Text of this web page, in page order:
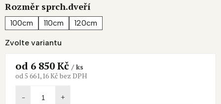
Zvolte variantu
Rozměr sprch.dveří
100cm 110cm 120cm
od 6 850 Kč / ks
od5 661,16 Kč bez DPH